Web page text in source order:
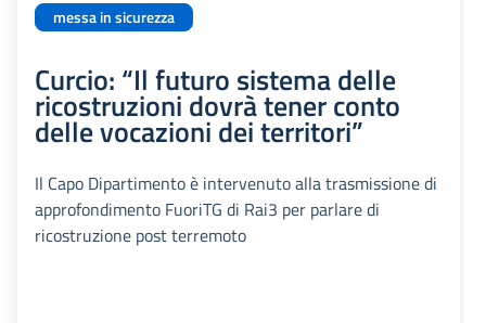
messa in sicurezza
Curcio: “Il futuro sistema delle
ricostruzioni dovrà tener conto
delle vocazioni dei territori”
Il Capo Dipartimento è intervenuto alla trasmissione di
approfondimento FuoriTG di Rai3 per parlare di
ricostruzione post terremoto